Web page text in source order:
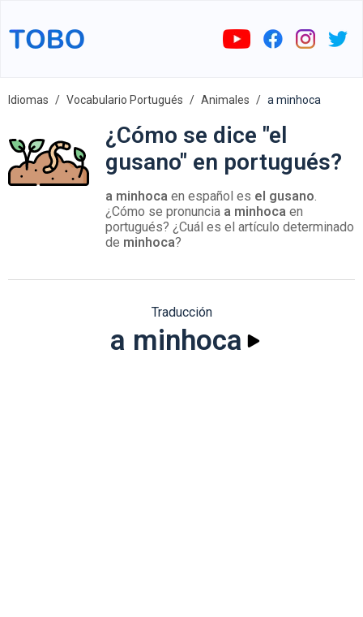
Idiomas Vocabulario Portugués Animales a minhoca
¿Cómo se dice "el
gusano" en portugués?
a minhoca en español es el gusano.
¿Cómo se pronuncia a minhoca en
portugués? ¿Cuál es el artículo determinado
de minhoca?
Traducción
a minhoca